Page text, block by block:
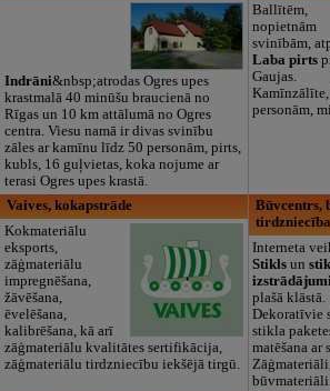
Indrāni&nbsp;atrodas Ogres upes
krastmalā 40 minūšu braucienā no
Rīgas un 10 km attālumā no Ogres
centra. Viesu namā ir divas svinību
zāles ar kamīnu līdz 50 personām, pirts,
kubls, 16 guļvietas, koka nojume ar
terasi Ogres upes krastā.
Ballītēm,
nopietnām
svinībām,
Laba pirts
Gaujas.
personām,
Vaives, kokapstrāde
Kokmateriālu
eksports,
zāģmateriālu
impregnēšana,
žāvēšana,
ēvelēšana,
kalibrēšana, kā arī
zāģmateriālu kvalitātes sertifikācija,
zāģmateriālu tirdzniecību iekšējā tirgū.
Būvcentrs,
tirdzniecība
Interneta
Stikls un
plašā klāstā.
Dekoratīvie
stikla
matēšana